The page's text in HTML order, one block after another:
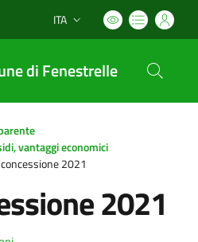
Lingua attiva:
ITA
di Fenestrelle
vantaggi economici
2021
2021